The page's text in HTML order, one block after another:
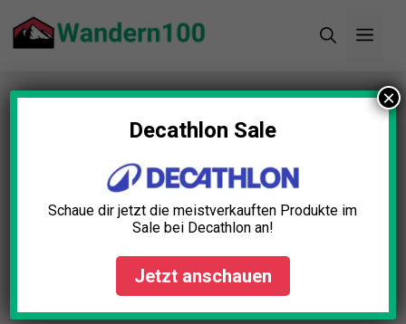
Inhalt
Startseite»Blog»Wandershirt Funktionsmaterial
Test: Die 11 besten (Bestenliste)
Decathlon Sale
Schaue dir jetzt die meistverkauften Produkte im
Sale bei Decathlon an!
Jetzt anschauen
×